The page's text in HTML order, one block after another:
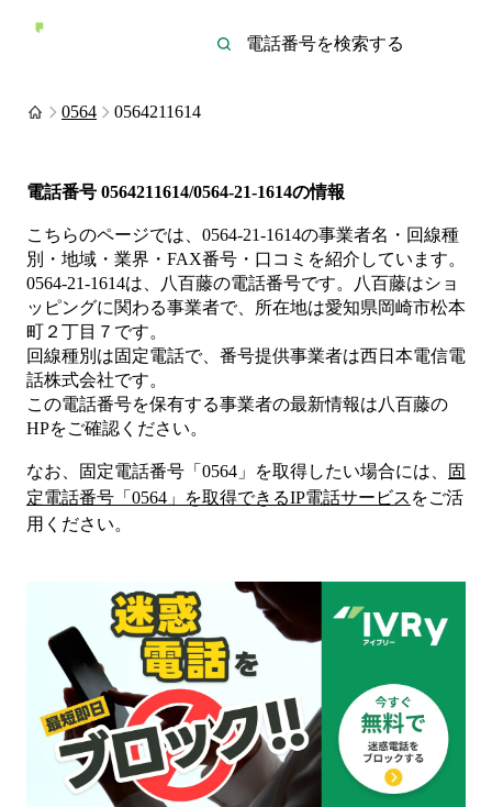
0564 0564211614
電話番号 0564211614/0564-21-1614の情報
こちらのページでは、 0564-21-1614の事業者名・回線種
別・地域・業界・FAX番号・口コミを紹介しています。
0564-21-1614は、 八百藤の電話番号です。 八百藤はショ
ッピングに関わる事業者で、所在地は愛知県岡崎市松本
町２丁目７ です。
回線種別は固定電話で、番号提供事業者は西日本電信電
話株式会社です。
この電話番号を保有する事業者の最新情報は八百藤の
HPをご確認ください。
なお、固定電話番号「 0564 」を取得したい場合には、
固
定電話番号「 0564 」を取得できるIP電話サービス をご活
用ください。